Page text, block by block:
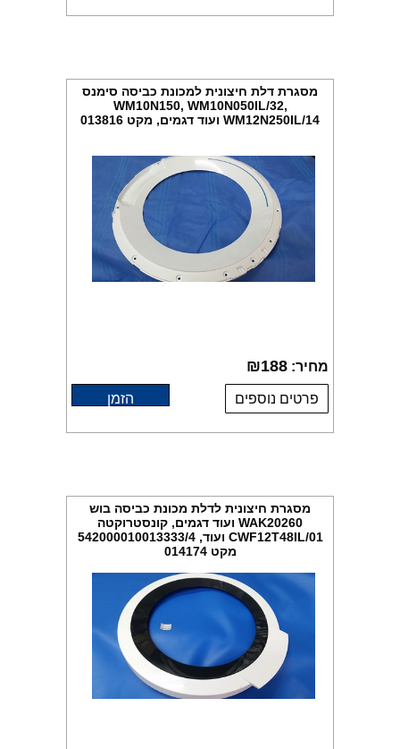
מסגרת דלת חיצונית למכונת כביסה סימנס
WM10N150, WM10N050IL/32,
WM12N250IL/14 ועוד דגמים, מקט 013816
מחיר: ₪188
פרטים נוספים הזמן
מסגרת חיצונית לדלת מכונת כביסה בוש
WAK20260 ועוד דגמים, קונסטרוקטה
CWF12T48IL/01 ועוד, 542000010013333/4
מקט 014174